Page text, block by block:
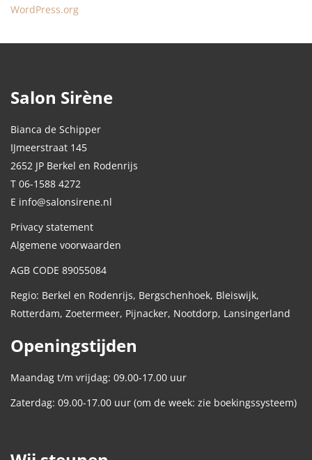
WordPress.org
Salon Sirène
Bianca de Schipper
IJmeerstraat 145
2652 JP Berkel en Rodenrijs
T 06-1588 4272
E info@salonsirene.nl
Privacy statement
Algemene voorwaarden
AGB CODE 89055084
Regio: Berkel en Rodenrijs, Bergschenhoek, Bleiswijk,
Rotterdam, Zoetermeer, Pijnacker, Nootdorp, Lansingerland
Openingstijden
Maandag t/m vrijdag: 09.00-17.00 uur
Zaterdag: 09.00-17.00 uur (om de week: zie boekingssysteem)